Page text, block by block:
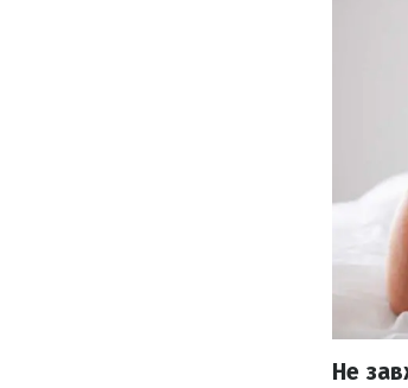
Не